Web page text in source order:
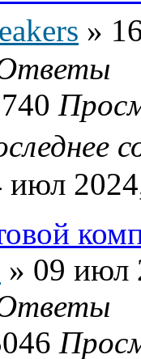
»
июл
» 09 июл